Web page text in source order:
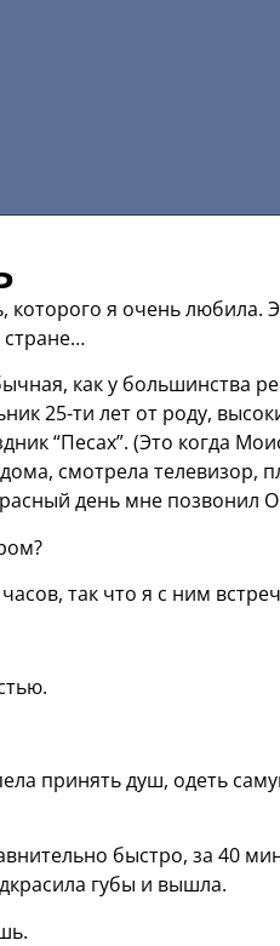
я очень любила.
стране…
как у большинства
25-ти лет от роду,
“Песах”. (Это когда
смотрела телевизор,
день мне позвонил
так что я с ним
принять душ, одеть
быстро, за 40
губы и вышла.